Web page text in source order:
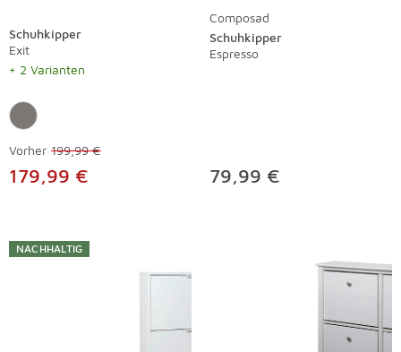
Schuhkipper
Exit
+ 2 Varianten
Vorher 199,99 €
179,99 €
Composad
Schuhkipper
Espresso
79,99 €
NACHHALTIG